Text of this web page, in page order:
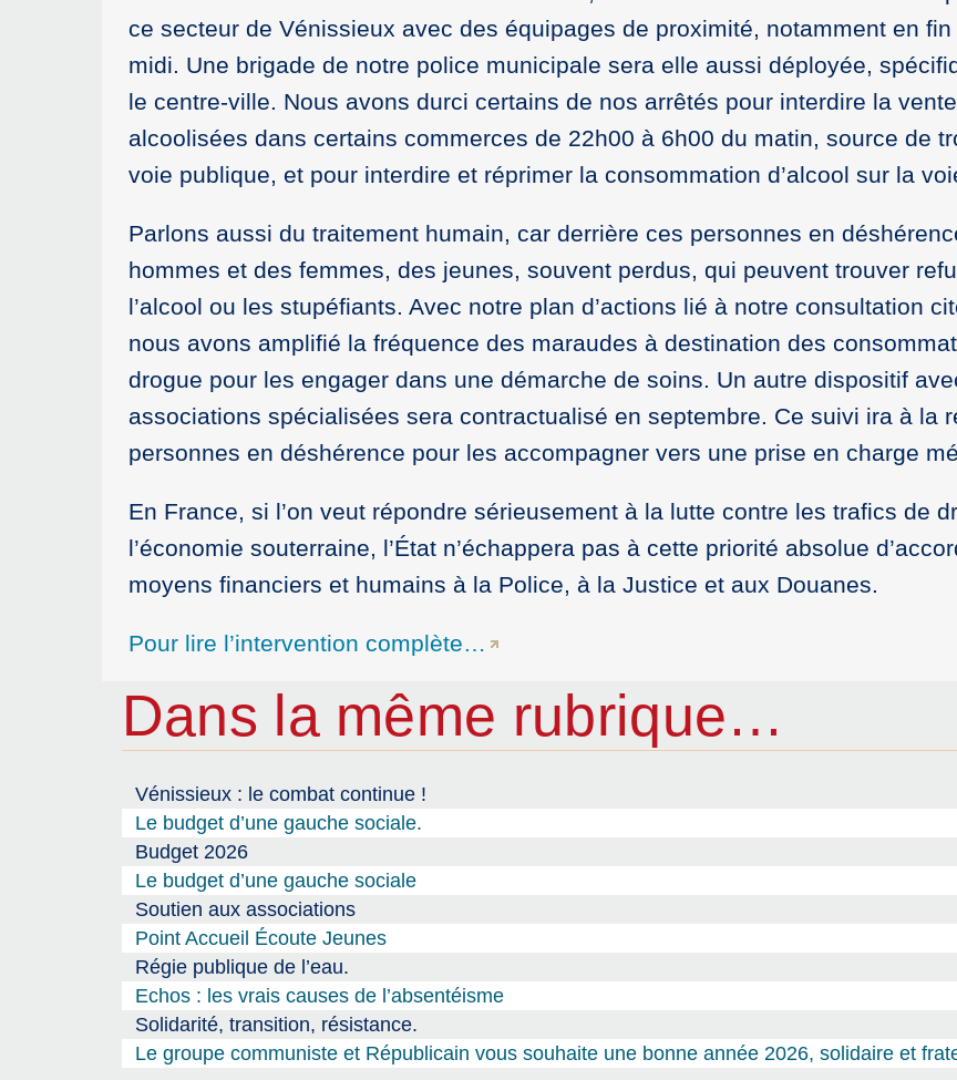
ce secteur de Vénissieux avec des équipages de proximité, notamment en fin
midi. Une brigade de notre police municipale sera elle aussi déployée,
le centre-ville. Nous avons durci certains de nos arrêtés pour interdire la
alcoolisées dans certains commerces de 22h00 à 6h00 du matin, source de
voie publique, et pour interdire et réprimer la consommation d’alcool sur la
Parlons aussi du traitement humain, car derrière ces personnes en
hommes et des femmes, des jeunes, souvent perdus, qui peuvent trouver
l’alcool ou les stupéfiants. Avec notre plan d’actions lié à notre consultation
nous avons amplifié la fréquence des maraudes à destination des
drogue pour les engager dans une démarche de soins. Un autre dispositif
associations spécialisées sera contractualisé en septembre. Ce suivi ira à la
personnes en déshérence pour les accompagner vers une prise en charge
En France, si l’on veut répondre sérieusement à la lutte contre les trafics de
l’économie souterraine, l’État n’échappera pas à cette priorité absolue
moyens financiers et humains à la Police, à la Justice et aux Douanes.
Pour lire l’intervention complète…
Dans la même rubrique…
Vénissieux : le combat continue !
Le budget d’une gauche sociale.
Budget 2026
Le budget d’une gauche sociale
Soutien aux associations
Point Accueil Écoute Jeunes
Régie publique de l’eau.
Echos : les vrais causes de l’absentéisme
Solidarité, transition, résistance.
Le groupe communiste et Républicain vous souhaite une bonne année 2026, solidaire et